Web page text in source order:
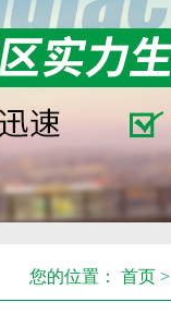
您的位置： 首页 >